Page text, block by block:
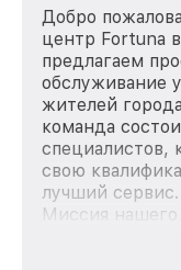
Добро
центр Fortuna
предлагаем
обслуживание
жителей
команда
специалистов,
свою
лучший сервис.
Миссия нашего
качественный
каждого